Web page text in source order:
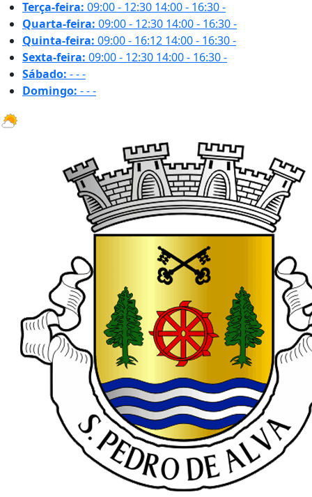
Terça-feira: 09:00 - 12:30 14:00 - 16:30-
Quarta-feira: 09:00 - 12:30 14:00 - 16:30-
Quinta-feira: 09:00 - 16:12 14:00 - 16:30-
Sexta-feira: 09:00 - 12:30 14:00 - 16:30-
Sábado: ---
Domingo: ---